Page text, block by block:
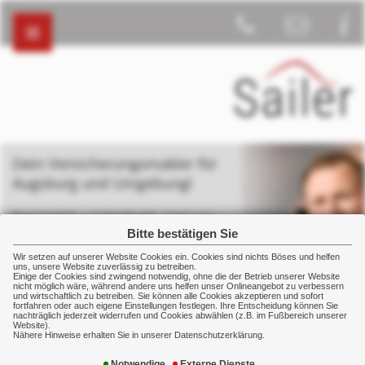
Bitte bestätigen Sie
Wir setzen auf unserer Website Cookies ein. Cookies sind nichts Böses und helfen
uns, unsere Website zuverlässig zu betreiben.
Einige der Cookies sind zwingend notwendig, ohne die der Betrieb unserer Website
nicht möglich wäre, während andere uns helfen unser Onlineangebot zu verbessern
und wirtschaftlich zu betreiben. Sie können alle Cookies akzeptieren und sofort
fortfahren oder auch eigene Einstellungen festlegen. Ihre Entscheidung können Sie
nachträglich jederzeit widerrufen und Cookies abwählen (z.B. im Fußbereich unserer
Website).
Nähere Hinweise erhalten Sie in unserer Datenschutzerklärung.
Dein Versicherungsmakler für
Augsburg und Umgebung!
Persönlich – individuell - stets an
Gewerbe Vorsorge Gruppenunfallversicherung